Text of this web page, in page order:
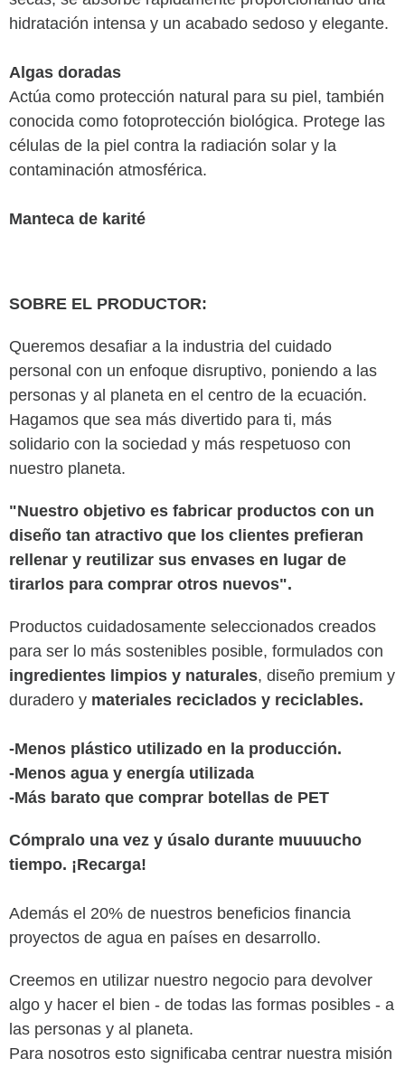
hidratación intensa y un acabado sedoso y elegante.
Algas doradas
Actúa como protección natural para su piel, también
conocida como fotoprotección biológica. Protege las
células de la piel contra la radiación solar y la
contaminación atmosférica.
Manteca de karité
SOBRE EL PRODUCTOR:
Queremos desafiar a la industria del cuidado
personal con un enfoque disruptivo, poniendo a las
personas y al planeta en el centro de la ecuación.
Hagamos que sea más divertido para ti, más
solidario con la sociedad y más respetuoso con
nuestro planeta.
"Nuestro objetivo es fabricar productos con un
diseño tan atractivo que los clientes prefieran
rellenar y reutilizar sus envases en lugar de
tirarlos para comprar otros nuevos".
Productos cuidadosamente seleccionados creados
para ser lo más sostenibles posible, formulados con
ingredientes limpios y naturales, diseño premium y
duradero y materiales reciclados y reciclables.
-Menos plástico utilizado en la producción.
-Menos agua y energía utilizada
-Más barato que comprar botellas de PET
Cómpralo una vez y úsalo durante muuuucho
tiempo. ¡Recarga!
Además e l 20% de nuestros beneficios financia
proyectos de agua en países en desarrollo.
Creemos en utilizar nuestro negocio para devolver
algo y hacer el bien - de todas las formas posibles - a
las personas y al planeta.
Para nosotros esto significaba centrar nuestra misión